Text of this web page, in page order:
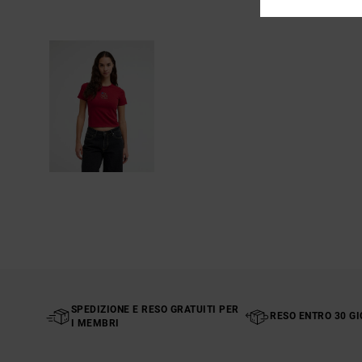
SPEDIZIONE E RESO GRATUITI PER
I MEMBRI
RESO ENTRO 30